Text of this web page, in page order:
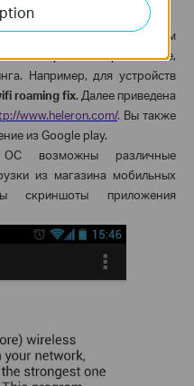
настроек мы можем
стороннее приложение,
Например, для устройств
roamingfix. Далее приведена
://www.heleron.com/. Вы также
из Google play.
возможны различные
из магазина мобильных
скриншоты приложения